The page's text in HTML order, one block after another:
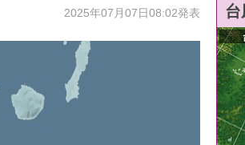
2025年07月07日08:02発表